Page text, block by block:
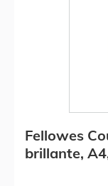
Fellowes
brillante,